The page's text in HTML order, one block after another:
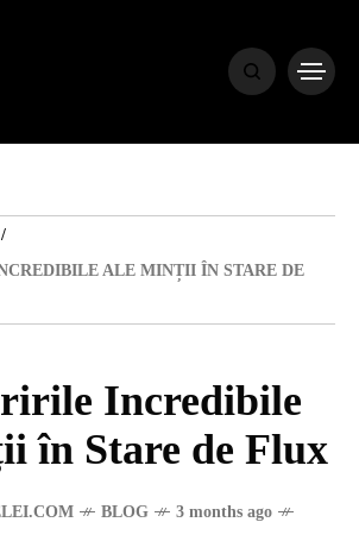
ALE MINȚII ÎN STARE DE
Incredibile
în Stare de Flux
BLOG
3 months ago
HOME
BLOG
ENGLISH
TRAVEL